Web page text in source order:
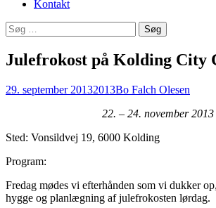
Kontakt
Søg
efter:
Julefrokost på Kolding City
29. september 20132013Bo Falch Olesen
22. – 24. november 2013
Sted: Vonsildvej 19, 6000 Kolding
Program:
Fredag mødes vi efterhånden som vi dukker
hygge og planlægning af julefrokosten lørdag.